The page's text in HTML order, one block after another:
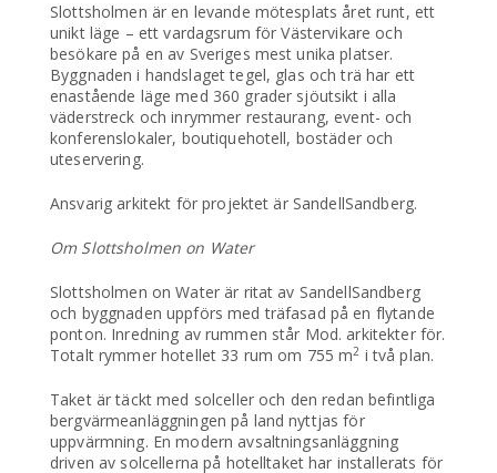
Slottsholmen är en levande mötesplats året runt, ett
unikt läge – ett vardagsrum för Västervikare och
besökare på en av Sveriges mest unika platser.
Byggnaden i handslaget tegel, glas och trä har ett
enastående läge med 360 grader sjöutsikt i alla
väderstreck och inrymmer restaurang, event- och
konferenslokaler, boutiquehotell, bostäder och
uteservering.
Ansvarig arkitekt för projektet är SandellSandberg.
Om Slottsholmen on Water
Slottsholmen on Water är ritat av SandellSandberg
och byggnaden uppförs med träfasad på en flytande
ponton. Inredning av rummen står Mod. arkitekter för.
Totalt rymmer hotellet 33 rum om 755 m2 i två plan.
Taket är täckt med solceller och den redan befintliga
bergvärmeanläggningen på land nyttjas för
uppvärmning. En modern avsaltningsanläggning
driven av solcellerna på hotelltaket har installerats för